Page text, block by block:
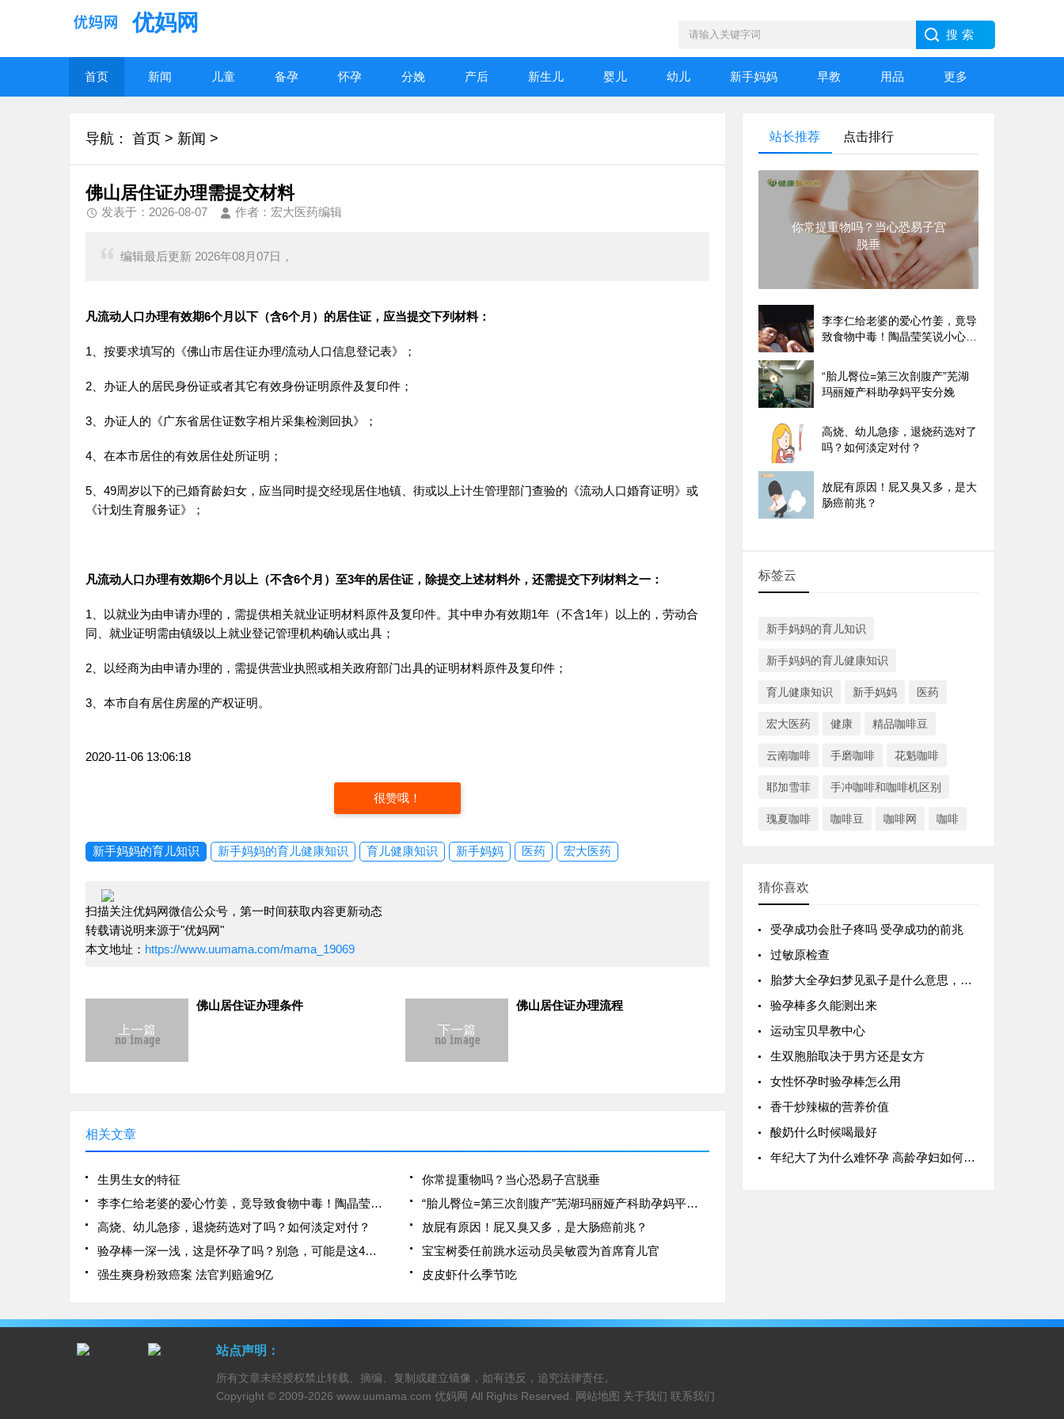
优妈网
首页 新闻 儿童 备孕 怀孕 分娩 产后 新生儿 婴儿 幼儿 新手妈妈 早教 用品 更多
导航： 首页 > 新闻 >
佛山居住证办理需提交材料
发表于：2026-08-07 作者：宏大医药编辑
编辑最后更新 2026年08月07日，
凡流动人口办理有效期6个月以下（含6个月）的居住证，应当提交下列材料：
1、按要求填写的《佛山市居住证办理/流动人口信息登记表》；
2、办证人的居民身份证或者其它有效身份证明原件及复印件；
3、办证人的《广东省居住证数字相片采集检测回执》；
4、在本市居住的有效居住处所证明；
5、49周岁以下的已婚育龄妇女，应当同时提交经现居住地镇、街或以上计生管理部门查验的《流动人口婚育证明》或
《计划生育服务证》；
凡流动人口办理有效期6个月以上（不含6个月）至3年的居住证，除提交上述材料外，还需提交下列材料之一：
1、以就业为由申请办理的，需提供相关就业证明材料原件及复印件。其中申办有效期1年（不含1年）以上的，劳动合
同、就业证明需由镇级以上就业登记管理机构确认或出具；
2、以经商为由申请办理的，需提供营业执照或相关政府部门出具的证明材料原件及复印件；
3、本市自有居住房屋的产权证明。
2020-11-06 13:06:18
很赞哦！
新手妈妈的育儿知识 新手妈妈的育儿健康知识 育儿健康知识 新手妈妈 医药 宏大医药
扫描关注优妈网微信公众号，第一时间获取内容更新动态
转载请说明来源于"优妈网"
本文地址： https://www.uumama.com/mama_19069
上一篇
佛山居住证办理条件
下一篇
佛山居住证办理流程
相关文章
生男生女的特征
你常提重物吗？当心恐易子宫脱垂
李李仁给老婆的爱心竹姜，竟导致食物中毒！陶晶莹笑说小心枕边人
“胎儿臀位=第三次剖腹产”芜湖玛丽娅产科助孕妈平安分娩
高烧、幼儿急疹，退烧药选对了吗？如何淡定对付？
放屁有原因！屁又臭又多，是大肠癌前兆？
验孕棒一深一浅，这是怀孕了吗？别急，可能是这4种情况
宝宝树委任前跳水运动员吴敏霞为首席育儿官
强生爽身粉致癌案 法官判赔逾9亿
皮皮虾什么季节吃
站长推荐 点击排行
你常提重物吗？当心恐易子宫
脱垂
李李仁给老婆的爱心竹姜，竟导
致食物中毒！陶晶莹笑说小心枕
“胎儿臀位=第三次剖腹产”芜湖
玛丽娅产科助孕妈平安分娩
高烧、幼儿急疹，退烧药选对了
吗？如何淡定对付？
放屁有原因！屁又臭又多，是大
肠癌前兆？
标签云
新手妈妈的育儿知识
新手妈妈的育儿健康知识
育儿健康知识 新手妈妈 医药
宏大医药 健康 精品咖啡豆
云南咖啡 手磨咖啡 花魁咖啡
耶加雪菲 手冲咖啡和咖啡机区别
瑰夏咖啡 咖啡豆 咖啡网 咖啡
猜你喜欢
受孕成功会肚子疼吗 受孕成功的前兆
过敏原检查
胎梦大全孕妇梦见虱子是什么意思，孕妇梦到虱子是胎梦吗
验孕棒多久能测出来
运动宝贝早教中心
生双胞胎取决于男方还是女方
女性怀孕时验孕棒怎么用
香干炒辣椒的营养价值
酸奶什么时候喝最好
年纪大了为什么难怀孕 高龄孕妇如何备孕
站点声明：
所有文章未经授权禁止转载、摘编、复制或建立镜像，如有违反，追究法律责任。
Copyright © 2009-2026 www.uumama.com 优妈网 All Rights Reserved. 网站地图 关于我们 联系我们